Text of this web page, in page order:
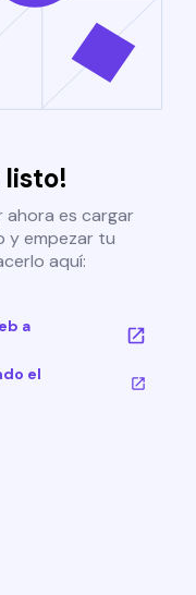
listo!
ahora es cargar
y empezar tu
aquí:
a
el